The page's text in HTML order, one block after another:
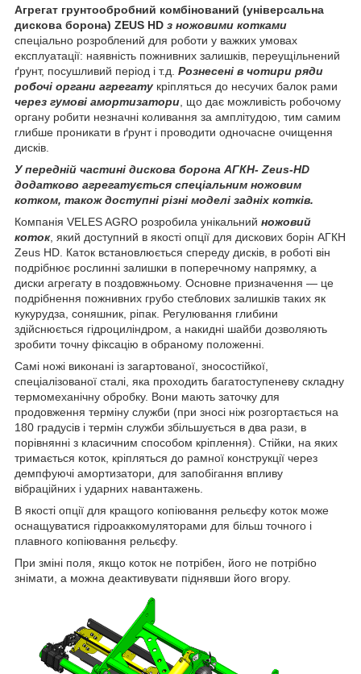
Агрегат грунтообробний комбінований (універсальна
дискова борона) ZEUS HD з ножовими котками
спеціально розроблений для роботи у важких умовах
експлуатації: наявність пожнивних залишків, переущільнений
ґрунт, посушливий період і т.д. Рознесені в чотири ряди
робочі органи агрегату кріпляться до несучих балок рами
через гумові амортизатори , що дає можливість робочому
органу робити незначні коливання за амплітудою, тим самим
глибше проникати в ґрунт і проводити одночасне очищення
дисків.
У передній частині дискова борона АГКН- Zeus-HD
додатково агрегатується спеціальним ножовим
котком, також доступні різні моделі задніх котків.
Компанія VELES AGRO розробила унікальний ножовий
коток, який доступний в якості опції для дискових борін АГКН
Zeus HD. Каток встановлюється спереду дисків, в роботі він
подрібнює рослинні залишки в поперечному напрямку, а
диски агрегату в поздовжньому. Основне призначення — це
подрібнення пожнивних грубо стеблових залишків таких як
кукурудза, соняшник, ріпак. Регулювання глибини
здійснюється гідроциліндром, а накидні шайби дозволяють
зробити точну фіксацію в обраному положенні.
Самі ножі виконані із загартованої, зносостійкої,
спеціалізованої сталі, яка проходить багатоступеневу складну
термомеханічну обробку. Вони мають заточку для
продовження терміну служби (при зносі ніж розгортається на
180 градусів і термін служби збільшується в два рази, в
порівнянні з класичним способом кріплення). Стійки, на яких
тримається коток, кріпляться до рамної конструкції через
демпфуючі амортизатори, для запобігання впливу
вібраційних і ударних навантажень.
В якості опції для кращого копіювання рельєфу коток може
оснащуватися гідроаккомуляторами для більш точного і
плавного копіювання рельєфу.
При зміні поля, якщо коток не потрібен, його не потрібно
знімати, а можна деактивувати піднявши його вгору.